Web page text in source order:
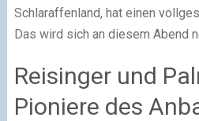
Schlaraffenland, hat einen
Das wird sich an diesem Abend
Reisinger und
Pioniere des